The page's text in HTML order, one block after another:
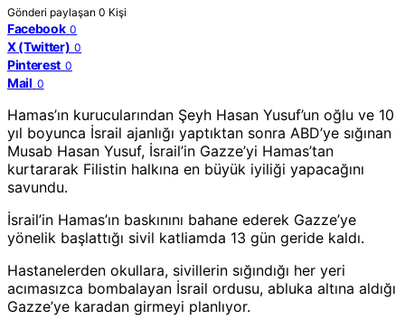
Gönderi paylaşan 0 Kişi
Facebook 0
X (Twitter) 0
Pinterest 0
Mail 0
Hamas’ın kurucularından Şeyh Hasan Yusuf’un oğlu ve 10
yıl boyunca İsrail ajanlığı yaptıktan sonra ABD’ye sığınan
Musab Hasan Yusuf, İsrail’in Gazze’yi Hamas’tan
kurtararak Filistin halkına en büyük iyiliği yapacağını
savundu.
İsrail’in Hamas’ın baskınını bahane ederek Gazze’ye
yönelik başlattığı sivil katliamda 13 gün geride kaldı.
Hastanelerden okullara, sivillerin sığındığı her yeri
acımasızca bombalayan İsrail ordusu, abluka altına aldığı
Gazze’ye karadan girmeyi planlıyor.